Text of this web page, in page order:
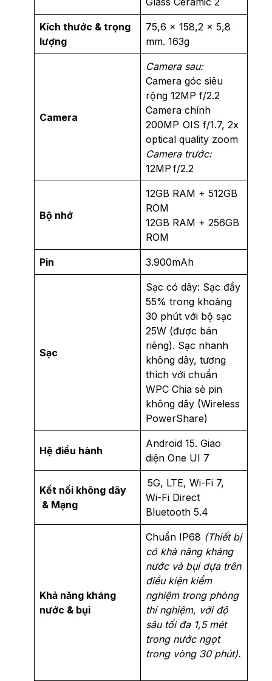
Kích thước & trọng
lượng
75,6 x 158,2 x 5,8
mm. 163g
Camera
Camera sau:
Camera góc siêu
rộng 12MP f/2.2
Camera chính
200MP OIS f/1.7, 2x
optical quality zoom
Camera trước:
12MP f/2.2
Bộ nhớ
12GB RAM + 512GB
ROM
12GB RAM + 256GB
ROM
Pin 3.900mAh
Sạc
Sạc có dây: Sạc đầy
55% trong khoảng
30 phút với bộ sạc
25W (được bán
riêng). Sạc nhanh
không dây, tương
thích với chuẩn
WPC Chia sẻ pin
không dây (Wireless
PowerShare)
Hệ điều hành
Android 15. Giao
diện One UI 7
Kết nối không dây
& Mạng
5G, LTE, Wi-Fi 7,
Wi-Fi Direct
Bluetooth 5.4
Khả năng kháng
nước & bụi
Chuẩn IP68 (Thiết bị
có khả năng kháng
nước và bụi dựa trên
điều kiện kiểm
nghiệm trong phòng
thí nghiệm, với độ
sâu tối đa 1,5 mét
trong nước ngọt
trong vòng 30 phút).